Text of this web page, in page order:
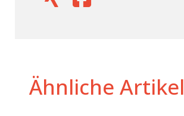
Ähnliche Artikel